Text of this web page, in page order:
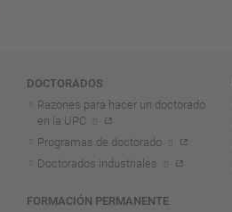
DOCTORADOS
Razones para hacer un doctorado
en la UPC
Programas de doctorado
Doctorados industriales
FORMACIÓN PERMANENTE